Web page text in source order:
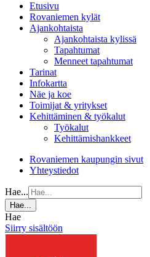
Etusivu
Rovaniemen kylät
Ajankohtaista
Ajankohtaista kylissä
Tapahtumat
Menneet tapahtumat
Tarinat
Infokartta
Näe ja koe
Toimijat & yritykset
Kehittäminen & työkalut
Työkalut
Kehittämishankkeet
Rovaniemen kaupungin sivut
Yhteystiedot
Hae...
Hae...
Hae
Siirry sisältöön